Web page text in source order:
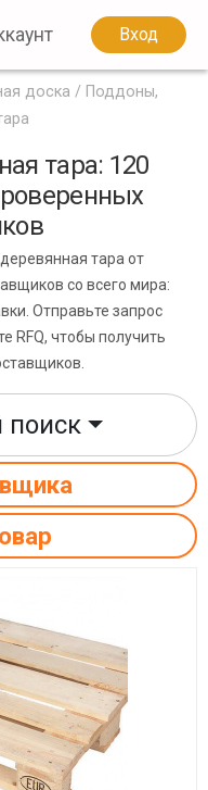
Вход
доска
Поддоны,
тара: 120
тара от
со всего мира:
Отправьте запрос
RFQ, чтобы получить